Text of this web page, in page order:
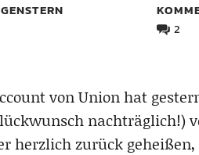
2
von Union hat
nachträglich!)
herzlich zurück